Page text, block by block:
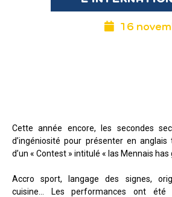
16
Cette année encore, les secondes
d’ingéniosité pour présenter en
d’un « Contest » intitulé « las Mennais has
Accro sport, langage des signes,
cuisine… Les performances ont été